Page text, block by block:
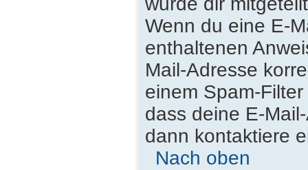
Wenn du eine E-
enthaltenen
Mail-Adresse
einem Spam-
dass deine E-
dann kontaktiere
Nach oben